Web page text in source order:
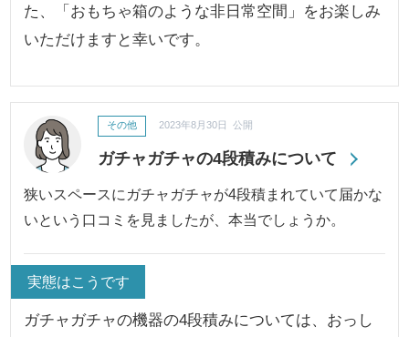
た、「おもちゃ箱のような非日常空間」をお楽しみ
いただけますと幸いです。
ガチャガチャの4段積みについて
その他 2023年8月30日 公開
狭いスペースにガチャガチャが4段積まれていて届かな
いという口コミを見ましたが、本当でしょうか。
実態はこうです
ガチャガチャの機器の4段積みについては、おっし